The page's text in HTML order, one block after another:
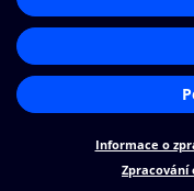
Nastavení cookies